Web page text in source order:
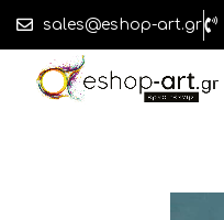
sales@eshop-art.gr